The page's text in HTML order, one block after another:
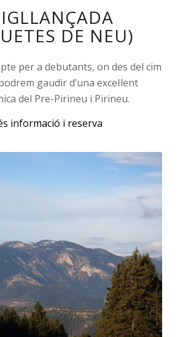
DE NEU)
per a debutants, on des del cim
gaudir d’una excel·lent
del Pre-Pirineu i Pirineu.
informació i reserva